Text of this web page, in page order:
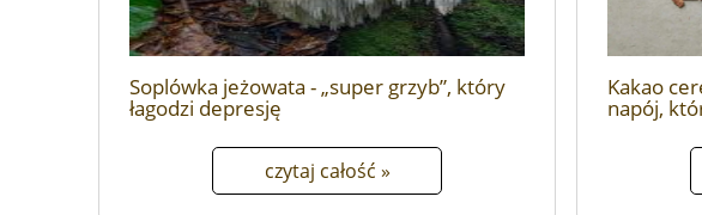
Soplówka jeżowata - „super grzyb”, który
łagodzi depresję
czytaj całość »
Kakao
napój,